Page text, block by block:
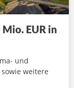
EUR in
und
weitere